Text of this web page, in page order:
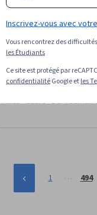
EDUCBA
Analyze & Build
Compétences que vous
Reporting, Business
Reporting, Data
5·13 avis
Mixte · Cours · 1 à 4
1 … 494
Inscrivez-vous avec
Vous rencontrez des
les Étudiants
Ce site est protégé par
confidentialitéGoogle etles